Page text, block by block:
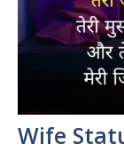
Wife